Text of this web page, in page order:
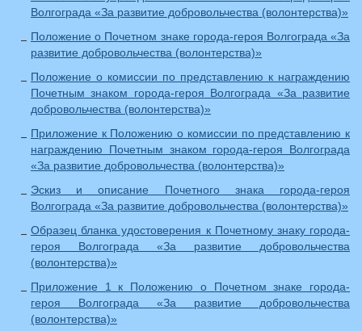
Волгограда «За развитие добровольчества (волонтерства)»
Положение о Почетном знаке города-героя Волгограда «За
развитие добровольчества (волонтерства)»
Положение о комиссии по представлению к награждению
Почетным знаком города-героя Волгограда «За развитие
добровольчества (волонтерства)»
Приложение к Положению о комиссии по представлению к
награждению Почетным знаком города-героя Волгограда
«За развитие добровольчества (волонтерства)»
Эскиз и описание Почетного знака города-героя
Волгограда «За развитие добровольчества (волонтерства)»
Образец бланка удостоверения к Почетному знаку города-
героя Волгограда «За развитие добровольчества
(волонтерства)»
Приложение 1 к Положению о Почетном знаке города-
героя Волгограда «За развитие добровольчества
(волонтерства)»